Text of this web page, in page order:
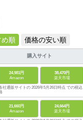
め順 価格の安い順
購入サイト
24,981円
Amazon
38,470円
楽天市場
社通販サイトの 2026年5月26日時点 での税込
21,660円
Amazon
24,664円
楽天市場